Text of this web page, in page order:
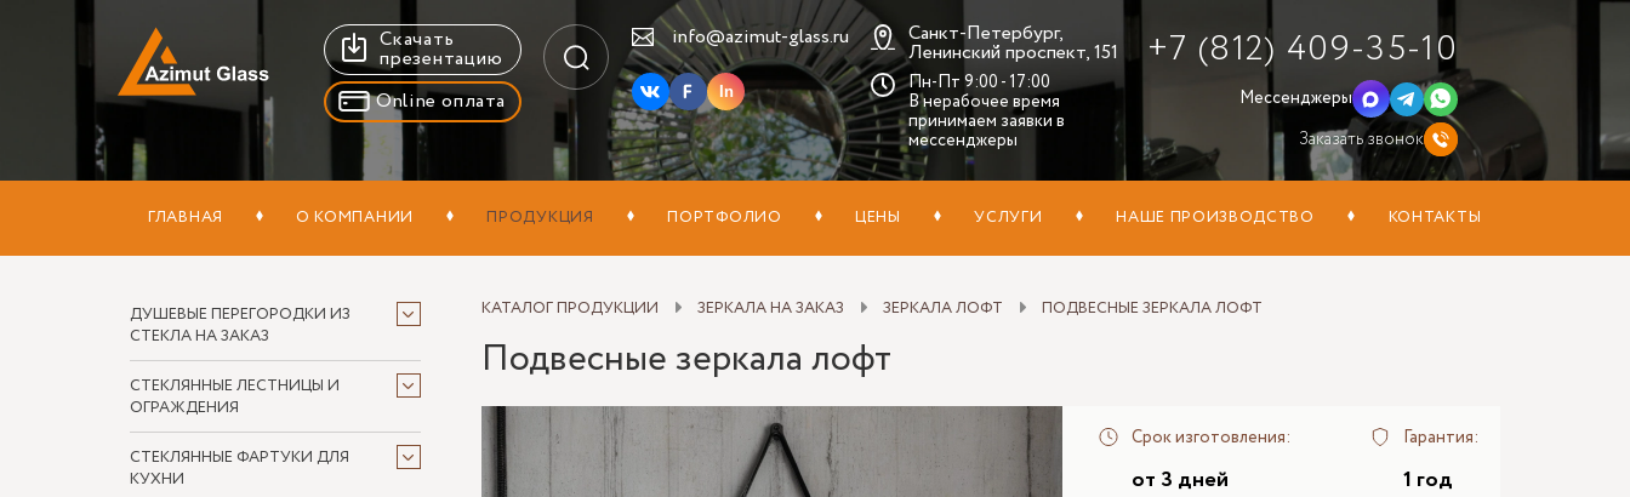
Скачать
презентацию
Online оплата
info@azimut-glass.ru
In
Санкт-Петербург,
Ленинский проспект, 151
Пн-Пт 9:00 - 17:00
В нерабочее время
принимаем заявки в
мессенджеры
+7 (812) 409-35-10
Мессенджеры
Заказать звонок
ГЛАВНАЯ О КОМПАНИИ ПРОДУКЦИЯ ПОРТФОЛИО ЦЕНЫ УСЛУГИ НАШЕ ПРОИЗВОДСТВО КОНТАКТЫ
ДУШЕВЫЕ ПЕРЕГОРОДКИ ИЗ
СТЕКЛА НА ЗАКАЗ
СТЕКЛЯННЫЕ ЛЕСТНИЦЫ И
ОГРАЖДЕНИЯ
СТЕКЛЯННЫЕ ФАРТУКИ ДЛЯ
КУХНИ
КАТАЛОГ ПРОДУКЦИИ ЗЕРКАЛА НА ЗАКАЗ ЗЕРКАЛА ЛОФТ ПОДВЕСНЫЕ ЗЕРКАЛА ЛОФТ
Подвесные зеркала лофт
Срок изготовления:
от 3 дней
Гарантия:
1 год